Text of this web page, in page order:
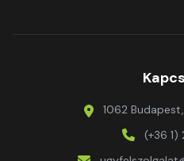
1062
(+36